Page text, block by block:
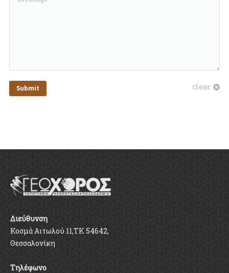
Submit clear
Διεύθυνση
Κοσμά Αιτωλού 11,ΤΚ 54642,
Θεσσαλονίκη
Τηλέφωνο